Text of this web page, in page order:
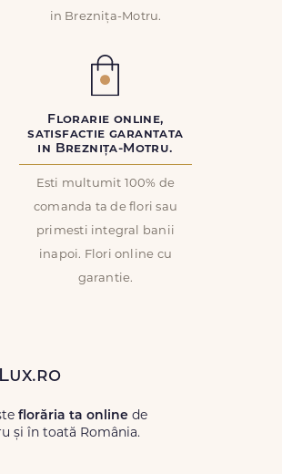
in Breznița-Motru.
Florarie online,
satisfactie garantata
in Breznița-Motru.
Esti multumit 100% de
comanda ta de flori sau
primesti integral banii
inapoi. Flori online cu
garantie.
florăria ta online de
și în toată România.